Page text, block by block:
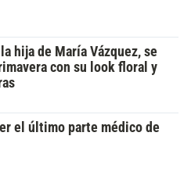
hija de María Vázquez, se
con su look floral y
el último parte médico de